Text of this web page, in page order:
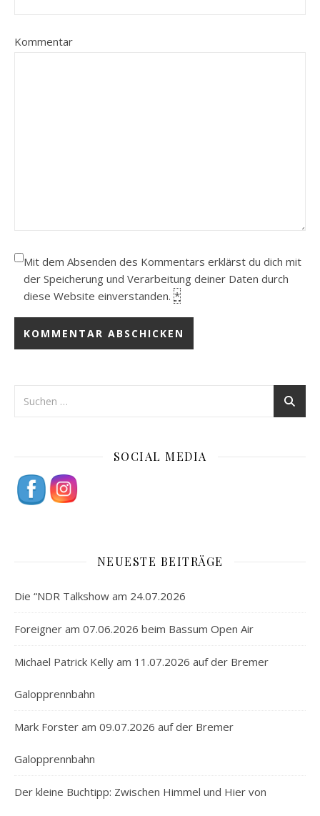
Kommentar
Mit dem Absenden des Kommentars erklärst du dich mit
der Speicherung und Verarbeitung deiner Daten durch
diese Website einverstanden. *
SOCIAL MEDIA
NEUESTE BEITRÄGE
Die “NDR Talkshow am 24.07.2026
Foreigner am 07.06.2026 beim Bassum Open Air
Michael Patrick Kelly am 11.07.2026 auf der Bremer
Galopprennbahn
Mark Forster am 09.07.2026 auf der Bremer
Galopprennbahn
Der kleine Buchtipp: Zwischen Himmel und Hier von